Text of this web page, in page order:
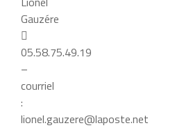
Gauzére

05.58.75.49.19
–
courriel
:
lionel.gauzere@laposte.net